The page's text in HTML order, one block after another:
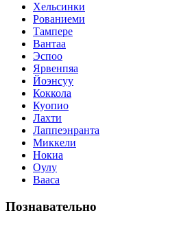
Хельсинки
Рованиеми
Тампере
Вантаа
Эспоо
Ярвенпяа
Йоэнсуу
Коккола
Куопио
Лахти
Лаппеэнранта
Миккели
Нокиа
Оулу
Вааса
Познавательно